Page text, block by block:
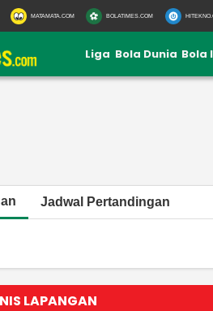
MATAMATA.COM BOLATIMES.COM
Liga Bola Dunia Bola
Jadwal Pertandingan
LAPANGAN